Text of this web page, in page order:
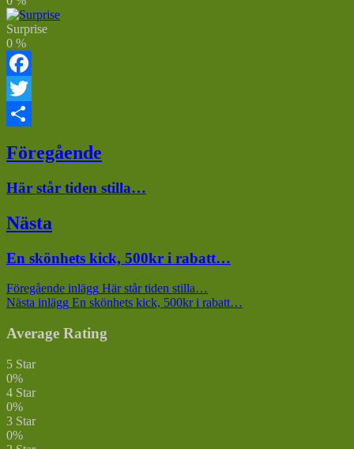
Surprise
0 %
Facebook
Twitter
Inläggsnavigering
Föregående
Föregående
Här står tiden stilla…
Nästa
Nästa
En skönhets kick, 500kr i rabatt…
Föregående inlägg Här står tiden stilla…
Nästa inlägg En skönhets kick, 500kr i rabatt…
Average Rating
5 Star
0%
4 Star
0%
3 Star
0%